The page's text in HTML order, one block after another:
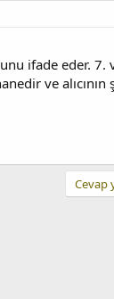
ifade eder. 7.
ve alıcının
Cevap